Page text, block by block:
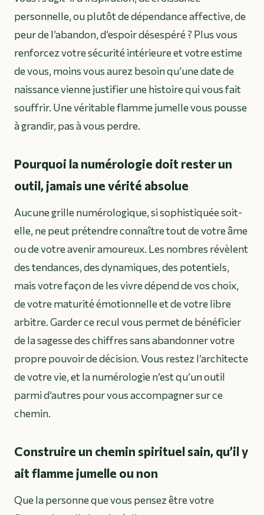
personnelle, ou plutôt de dépendance affective, de
peur de l’abandon, d’espoir désespéré ? Plus vous
renforcez votre sécurité intérieure et votre estime
de vous, moins vous aurez besoin qu’une date de
naissance vienne justifier une histoire qui vous fait
souffrir. Une véritable flamme jumelle vous pousse
à grandir, pas à vous perdre.
Pourquoi la numérologie doit rester un
outil, jamais une vérité absolue
Aucune grille numérologique, si sophistiquée soit-
elle, ne peut prétendre connaître tout de votre âme
ou de votre avenir amoureux. Les nombres révèlent
des tendances, des dynamiques, des potentiels,
mais votre façon de les vivre dépend de vos choix,
de votre maturité émotionnelle et de votre libre
arbitre. Garder ce recul vous permet de bénéficier
de la sagesse des chiffres sans abandonner votre
propre pouvoir de décision. Vous restez l’architecte
de votre vie, et la numérologie n’est qu’un outil
parmi d’autres pour vous accompagner sur ce
chemin.
Construire un chemin spirituel sain, qu’il y
ait flamme jumelle ou non
Que la personne que vous pensez être votre